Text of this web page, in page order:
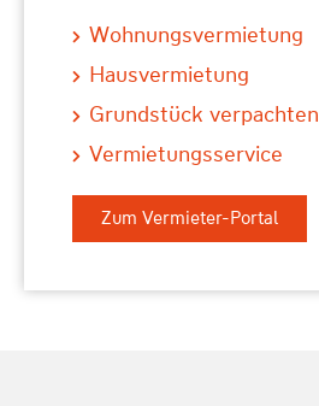
Wohnungsvermietung
Hausvermietung
Grundstück verpachten
Vermietungsservice
Zum Vermieter-Portal